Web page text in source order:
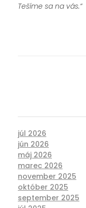
Tešíme sa na vás.“
júl 2026
jún 2026
máj 2026
marec 2026
november 2025
október 2025
september 2025